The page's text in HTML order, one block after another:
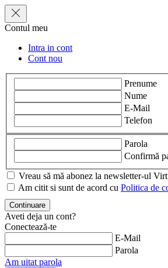
Contul meu
Intra in cont
Cont nou
Prenume
Nume
E-Mail
Telefon
Parola
Confirmă
Vreau să mă abonez la newsletter-ul
Am citit si sunt de acord cu Politica de
Aveti deja un cont?
Conectează-te
E-Mail
Parola
Am uitat parola